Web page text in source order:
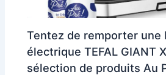
Tentez de remporter une
électrique TEFAL GIANT
sélection de produits Au